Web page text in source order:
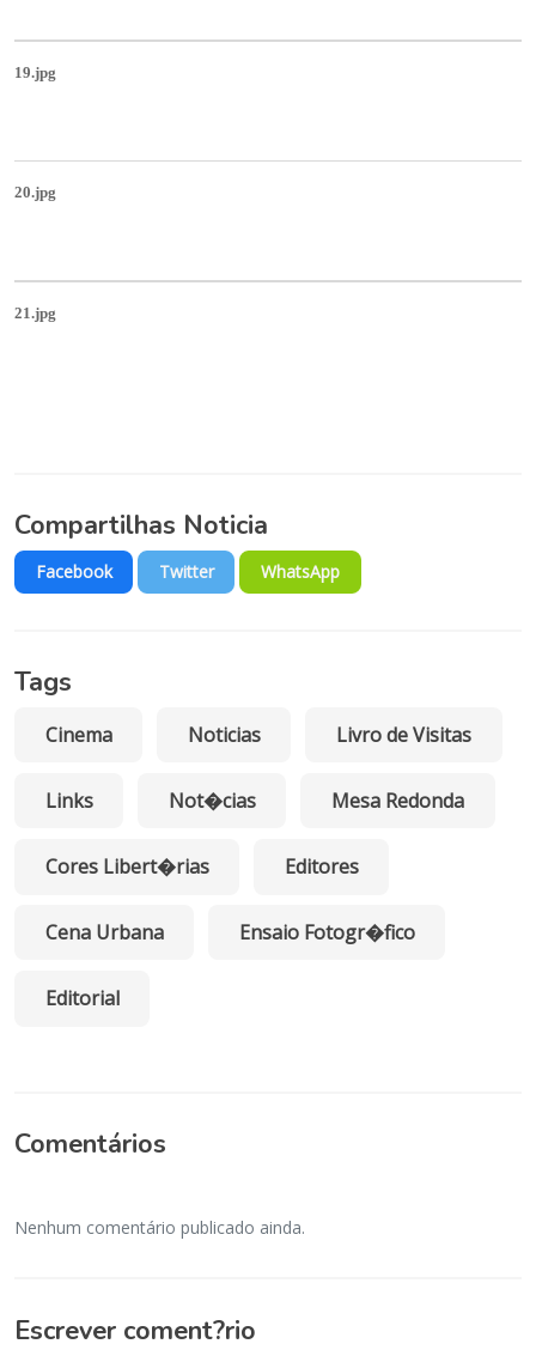
19.jpg
20.jpg
21.jpg
Compartilhas Noticia
Facebook Twitter WhatsApp
Tags
Cinema Noticias Livro de Visitas
Links Not�cias Mesa Redonda
Cores Libert�rias Editores
Cena Urbana Ensaio Fotogr�fico
Editorial
Comentários
Nenhum comentário publicado ainda.
Escrever coment?rio